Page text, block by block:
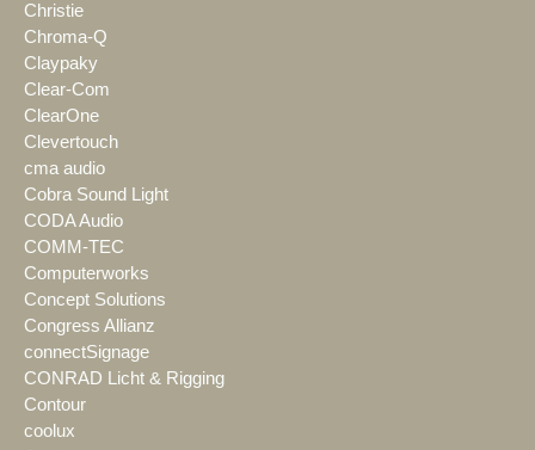
Christie
Chroma-Q
Claypaky
Clear-Com
ClearOne
Clevertouch
cma audio
Cobra Sound Light
CODA Audio
COMM-TEC
Computerworks
Concept Solutions
Congress Allianz
connectSignage
CONRAD Licht & Rigging
Contour
coolux